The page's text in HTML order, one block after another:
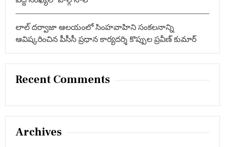
లాల్ దర్వాజా ఆలయంలో సింహవాహిని సంకలనాన్ని
ఆవిష్కరించిన పీసీసీ ప్రధాన కార్యదర్శి కొప్పుల ప్రవీణ్ కుమార్
Recent Comments
Archives